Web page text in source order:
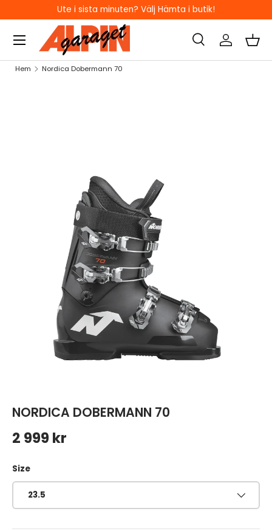
HOPPA TILL INNEHÅLL
Ute i sista minuten? Välj Hämta i butik!
Sök
Sök
Sök Logga inKorg
Hem Nordica Dobermann 70
NORDICA DOBERMANN 70
Ordinarie pris
2 999 kr
Size
23.5